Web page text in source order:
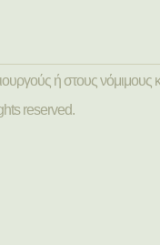
ή στους νόμιμους
reserved.